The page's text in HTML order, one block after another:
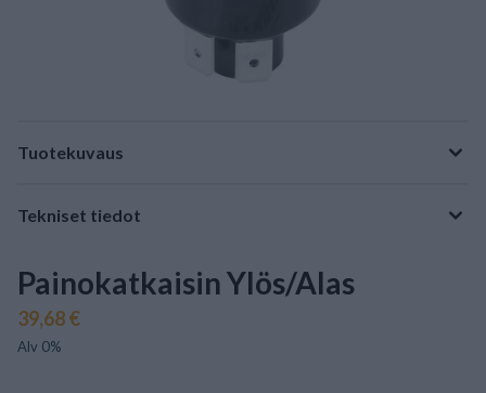
Tuotekuvaus
Tekniset tiedot
Painokatkaisin Ylös/Alas
39,68 €
Alv 0%